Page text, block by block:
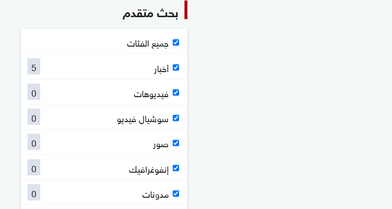
بحث متقدم
جميع الفئات
أخبار
5
فيديوهات
0
سوشيال فيديو
0
صور
0
إنفوغرافيك
0
مدونات
0